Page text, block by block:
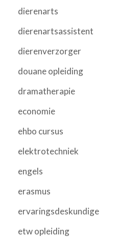
dierenarts
dierenartsassistent
dierenverzorger
douane opleiding
dramatherapie
economie
ehbo cursus
elektrotechniek
engels
erasmus
ervaringsdeskundige
etw opleiding